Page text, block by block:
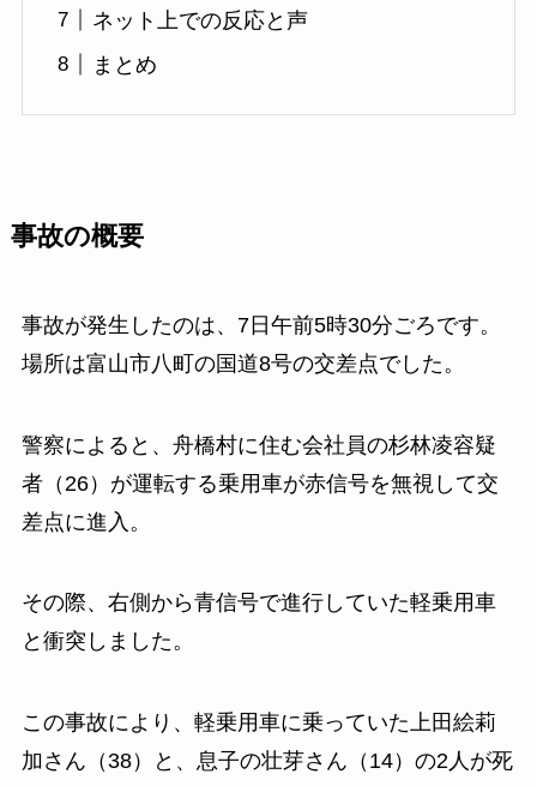
ネット上での反応と声
まとめ
事故の概要
事故が発生したのは、7日午前5時30分ごろです。
場所は富山市八町の国道8号の交差点でした。
警察によると、舟橋村に住む会社員の杉林凌容疑
者（26）が運転する乗用車が赤信号を無視して交
差点に進入。
その際、右側から青信号で進行していた軽乗用車
と衝突しました。
この事故により、軽乗用車に乗っていた上田絵莉
加さん（38）と、息子の壮芽さん（14）の2人が死